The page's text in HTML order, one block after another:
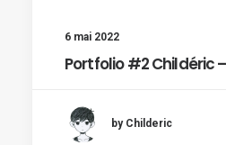
6 mai 2022
Portfolio #2 Childéric
by Childeric